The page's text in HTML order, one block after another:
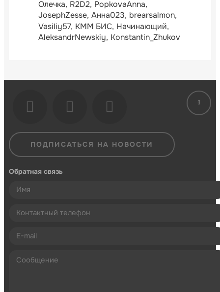
Олечка R2D2 PopkovaAnna
JosephZesse Анна023 brearsalmon
Vasiliy57 КММ БИС Начинающий
AleksandrNewskiy Konstantin_Zhukov
ПОДПИСАТЬСЯ НА НОВОСТИ
Обратная связь